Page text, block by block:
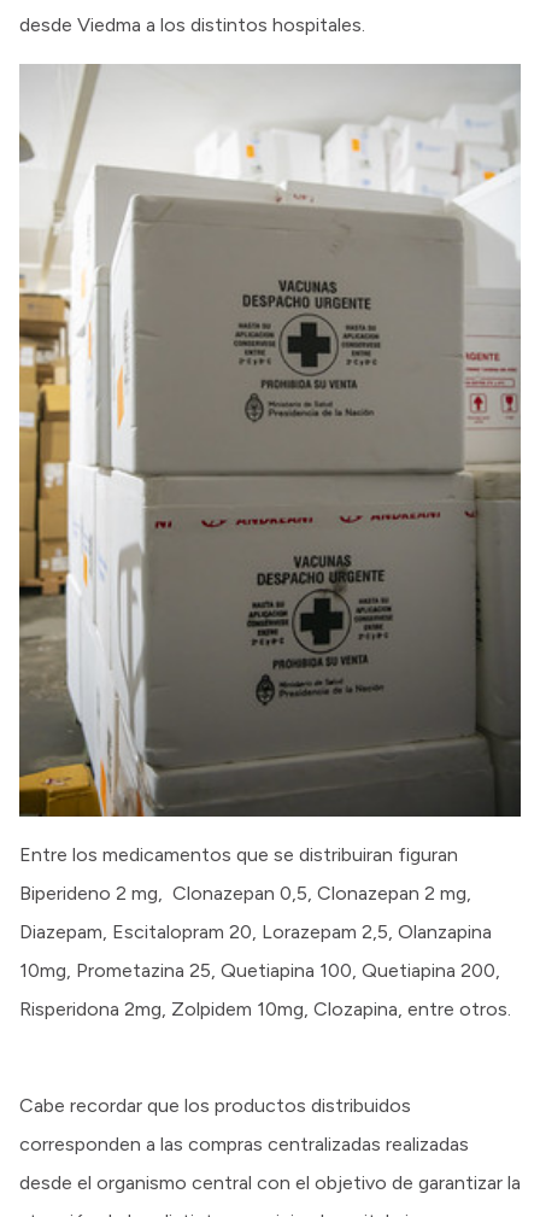
desde Viedma a los distintos hospitales.
Entre los medicamentos que se distribuiran figuran
Biperideno 2 mg, Clonazepan 0,5, Clonazepan 2 mg,
Diazepam, Escitalopram 20, Lorazepam 2,5, Olanzapina
10mg, Prometazina 25, Quetiapina 100, Quetiapina 200,
Risperidona 2mg, Zolpidem 10mg, Clozapina, entre otros.
Cabe recordar que los productos distribuidos
corresponden a las compras centralizadas realizadas
desde el organismo central con el objetivo de garantizar la